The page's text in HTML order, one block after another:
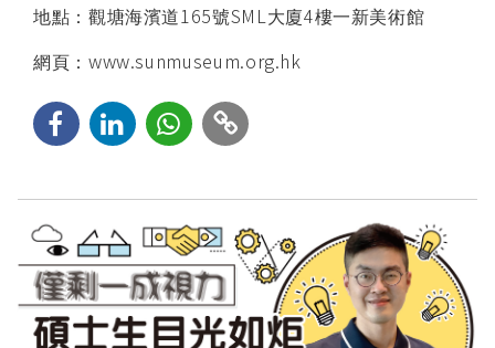
地點：觀塘海濱道165號SML 大廈4樓一新美術館
網頁： www.sunmuseum.org.hk